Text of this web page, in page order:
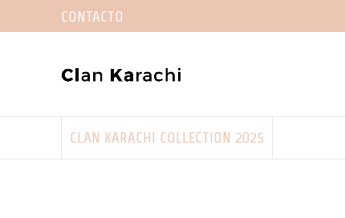
CONTACTO
CLAN KARACHI COLLECTION 2025